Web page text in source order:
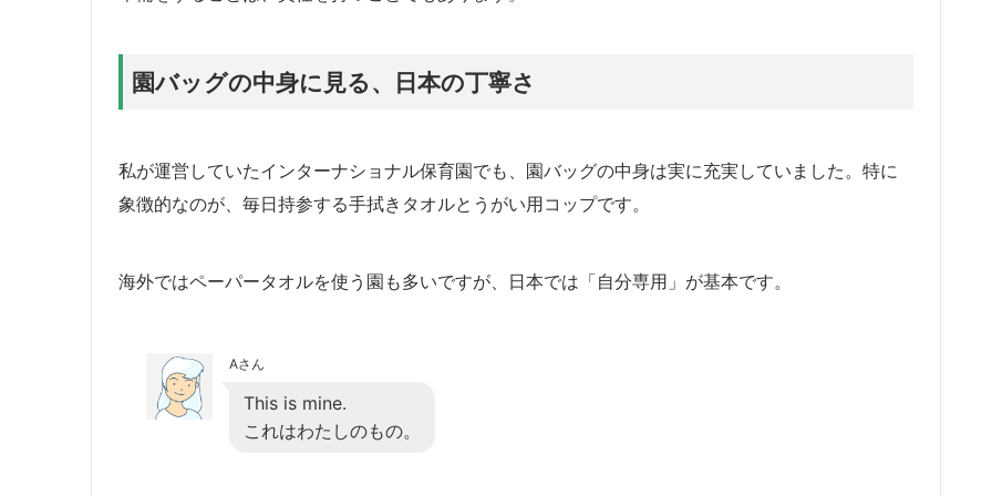
園バッグの中身に見る、日本の丁寧さ
私が運営していたインターナショナル保育園でも、園バッグの中身は実に充実していました。特に
象徴的なのが、毎日持参する手拭きタオルとうがい用コップです。
海外ではペーパータオルを使う園も多いですが、日本では「自分専用」が基本です。
Aさん
This is mine.
これはわたしのもの。